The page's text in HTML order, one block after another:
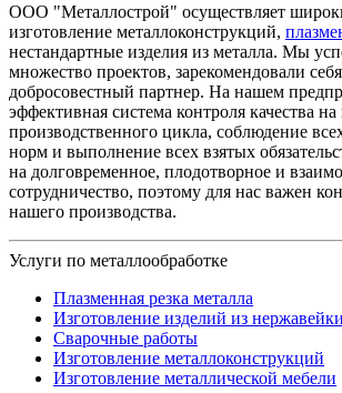
ООО "Металлострой" осуществляет
изготовление металлоконструкций,
нестандартные изделия из металла. Мы
множество проектов, зарекомендовали
добросовестный партнер. На нашем
эффективная система контроля качества на
производственного цикла, соблюдение
норм и выполнение всех взятых
на долговременное, плодотворное и
сотрудничество, поэтому для нас важен
нашего производства.
Услуги по металлообработке
Плазменная резка металла
Изготовление изделий из нержавейки
Сварочные работы
Изготовление металлоконструкций
Изготовление металлической мебели